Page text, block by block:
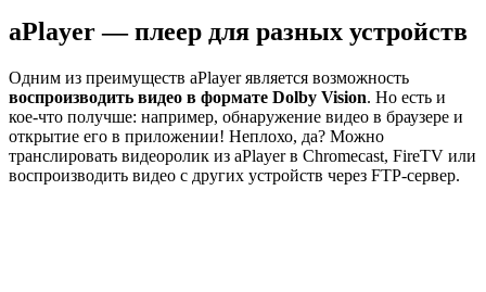
aPlayer — плеер для разных устройств
Одним из преимуществ aPlayer является возможность
воспроизводить видео в формате Dolby Vision. Но есть и
кое-что получше: например, обнаружение видео в браузере и
открытие его в приложении! Неплохо, да? Можно
транслировать видеоролик из aPlayer в Chromecast, FireTV или
воспроизводить видео с других устройств через FTP-сервер.